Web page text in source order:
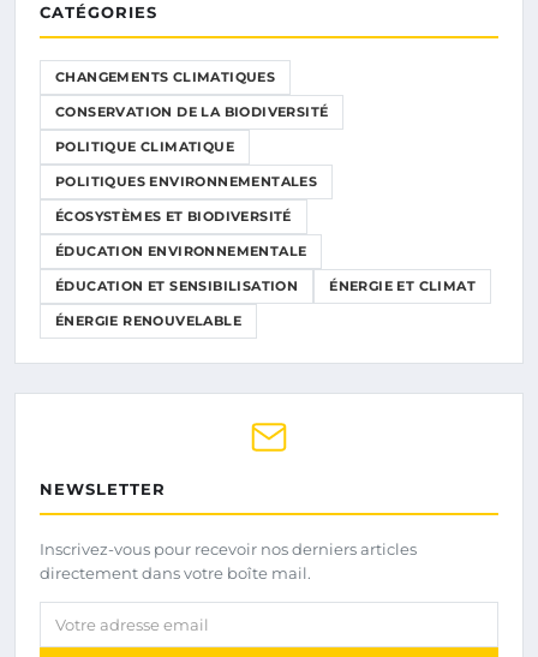
CATÉGORIES
CHANGEMENTS CLIMATIQUES
CONSERVATION DE LA BIODIVERSITÉ
POLITIQUE CLIMATIQUE
POLITIQUES ENVIRONNEMENTALES
ÉCOSYSTÈMES ET BIODIVERSITÉ
ÉDUCATION ENVIRONNEMENTALE
ÉDUCATION ET SENSIBILISATION ÉNERGIE ET CLIMAT
ÉNERGIE RENOUVELABLE
NEWSLETTER
Inscrivez-vous pour recevoir nos derniers articles
directement dans votre boîte mail.
Votre adresse email